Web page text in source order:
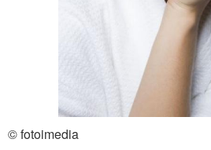
© fotoimedia